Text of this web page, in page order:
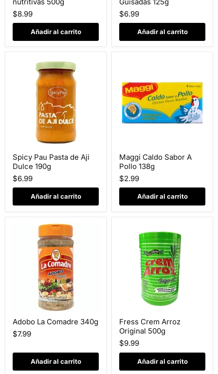
nutritivas
500g
$8.99
Añadir al carrito
125g
$6.99
Añadir al carrito
Pau
Pasta
de
Aji
Dulce
Spicy Pau Pasta de Aji
Dulce 190g
$6.99
Añadir al carrito
Caldo
Sabor
A
Pollo
138g
Maggi Caldo Sabor A
Pollo 138g
$2.99
Añadir al carrito
La
Comadre
340g
Adobo La Comadre 340g
$7.99
Añadir al carrito
Crem
Arroz
Original
500g
Fress Crem Arroz
Original 500g
$9.99
Añadir al carrito